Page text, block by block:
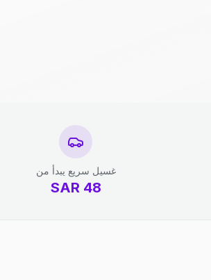
غسيل سريع يبدأ من
48
SAR